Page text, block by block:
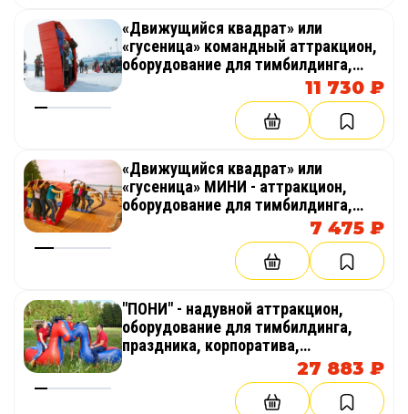
«Движущийся квадрат» или
«гусеница» командный аттракцион,
оборудование для тимбилдинга,
соревнований, веселых стартов,
эстафет, полосы препятствий
11 730 ₽
«Движущийся квадрат» или
«гусеница» МИНИ - аттракцион,
оборудование для тимбилдинга,
соревнований, веселых стартов,
7 475 ₽
"ПОНИ" - надувной аттракцион,
оборудование для тимбилдинга,
праздника, корпоратива,
соревнований, веселых стартов,
27 883 ₽